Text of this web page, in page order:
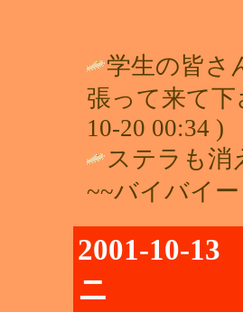
学生の皆
張って来て
10-20 00:34 )
ステラも
~~バイバイ
2001-10-
ニ